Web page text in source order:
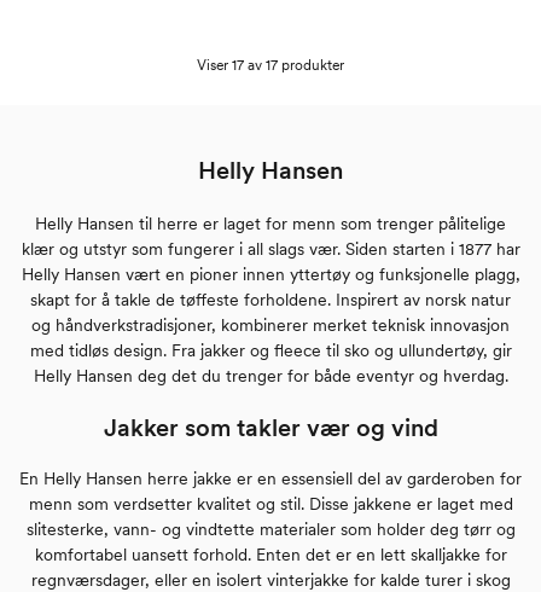
Viser 17 av 17 produkter
Helly Hansen
Helly Hansen til herre er laget for menn som trenger pålitelige
klær og utstyr som fungerer i all slags vær. Siden starten i 1877 har
Helly Hansen vært en pioner innen yttertøy og funksjonelle plagg,
skapt for å takle de tøffeste forholdene. Inspirert av norsk natur
og håndverkstradisjoner, kombinerer merket teknisk innovasjon
med tidløs design. Fra jakker og fleece til sko og ullundertøy, gir
Helly Hansen deg det du trenger for både eventyr og hverdag.
Jakker som takler vær og vind
En Helly Hansen herre jakke er en essensiell del av garderoben for
menn som verdsetter kvalitet og stil. Disse jakkene er laget med
slitesterke, vann- og vindtette materialer som holder deg tørr og
komfortabel uansett forhold. Enten det er en lett skalljakke for
regnværsdager, eller en isolert vinterjakke for kalde turer i skog